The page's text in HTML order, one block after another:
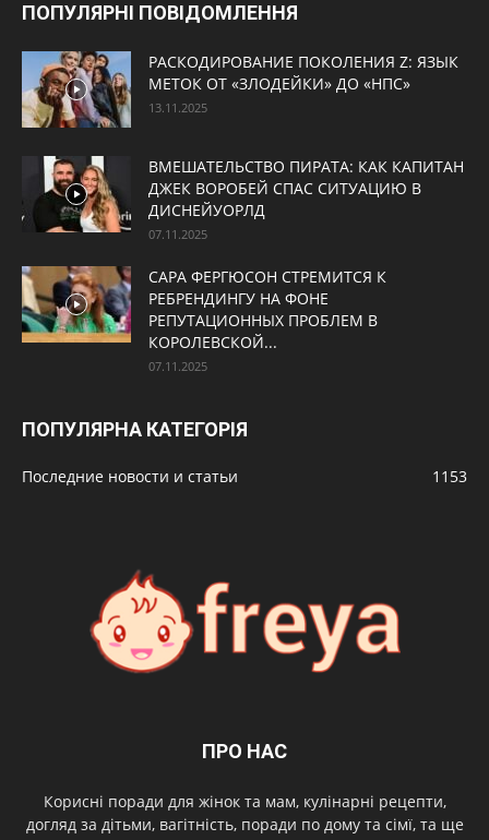
ПОПУЛЯРНІ ПОВІДОМЛЕННЯ
РАСКОДИРОВАНИЕ ПОКОЛЕНИЯ Z: ЯЗЫК
МЕТОК ОТ «ЗЛОДЕЙКИ» ДО «НПС»
13.11.2025
ВМЕШАТЕЛЬСТВО ПИРАТА: КАК КАПИТАН
ДЖЕК ВОРОБЕЙ СПАС СИТУАЦИЮ В
ДИСНЕЙУОРЛД
07.11.2025
САРА ФЕРГЮСОН СТРЕМИТСЯ К
РЕБРЕНДИНГУ НА ФОНЕ
РЕПУТАЦИОННЫХ ПРОБЛЕМ В
КОРОЛЕВСКОЙ...
07.11.2025
ПОПУЛЯРНА КАТЕГОРІЯ
Последние новости и статьи 1153
ПРО НАС
Корисні поради для жінок та мам, кулінарні рецепти,
догляд за дітьми, вагітність, поради по дому та сімї, та ще